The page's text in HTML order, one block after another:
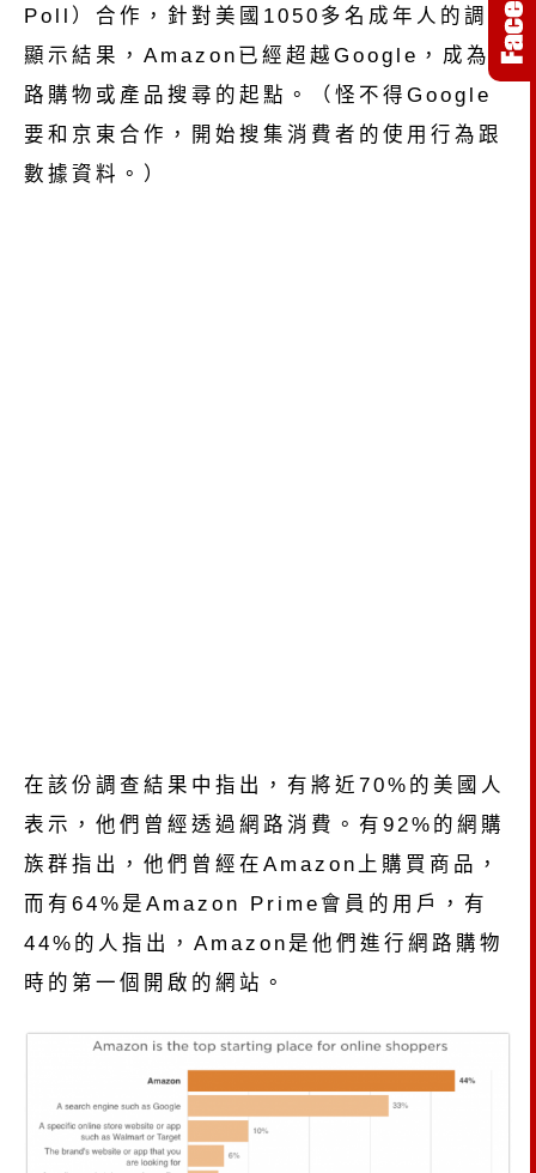
Poll）合作，針對美國1050多名成年人的調查
顯示結果，Amazon已經超越Google，成為
路購物或產品搜尋的起點。（怪不得Google
要和京東合作，開始搜集消費者的使用行為跟
數據資料。）
在該份調查結果中指出，有將近70%的美國人
表示，他們曾經透過網路消費。有92%的網購
族群指出，他們曾經在Amazon上購買商品，
而有64%是Amazon Prime會員的用戶，有
44%的人指出，Amazon是他們進行網路購物
時的第一個開啟的網站。